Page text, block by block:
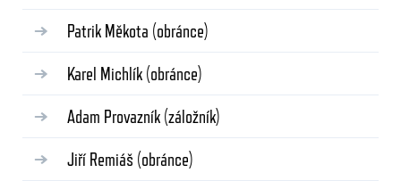
Patrik Měkota (obránce)
Karel Michlík (obránce)
Adam Provazník (záložník)
Jiří Remiáš (obránce)